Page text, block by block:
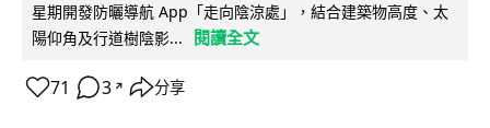
星期開發防曬導航 App「走向陰涼處」，結合建築物高度、太
陽仰角及行道樹陰影...
閱讀全文
71 3 ↗ 分享